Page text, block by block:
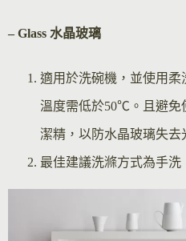
– Glass 水晶玻璃
適用於洗碗機，並使用柔
溫度需低於50℃。且避免
潔精，以防水晶玻璃失去
最佳建議洗滌方式為手洗